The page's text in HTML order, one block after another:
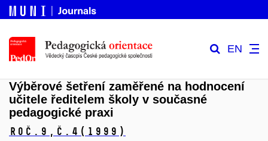
EN
Výběrové šetření zaměřené na hodnocení
učitele ředitelem školy v současné
pedagogické praxi
Roč.9, č.4 (1999)